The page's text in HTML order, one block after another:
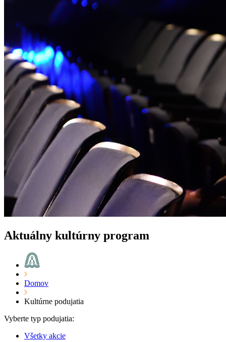
Aktuálny kultúrny program
Domov
Kultúrne podujatia
Vyberte typ podujatia:
Všetky akcie